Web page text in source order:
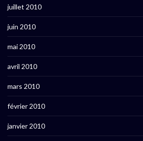
juillet 2010
juin 2010
mai 2010
avril 2010
mars 2010
février 2010
janvier 2010